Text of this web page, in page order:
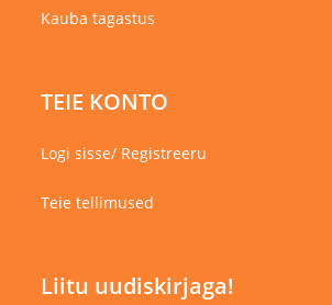
Kauba tagastus
TEIE KONTO
Logi sisse/ Registreeru
Teie tellimused
Liitu uudiskirjaga!